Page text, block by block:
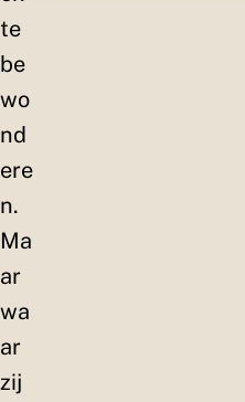
te
be
wo
nd
ere
n.
Ma
ar
wa
ar
zij